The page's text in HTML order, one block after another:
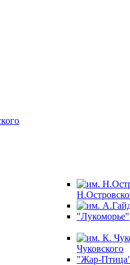
"Лукоморье"
Чуковского
"Жар-